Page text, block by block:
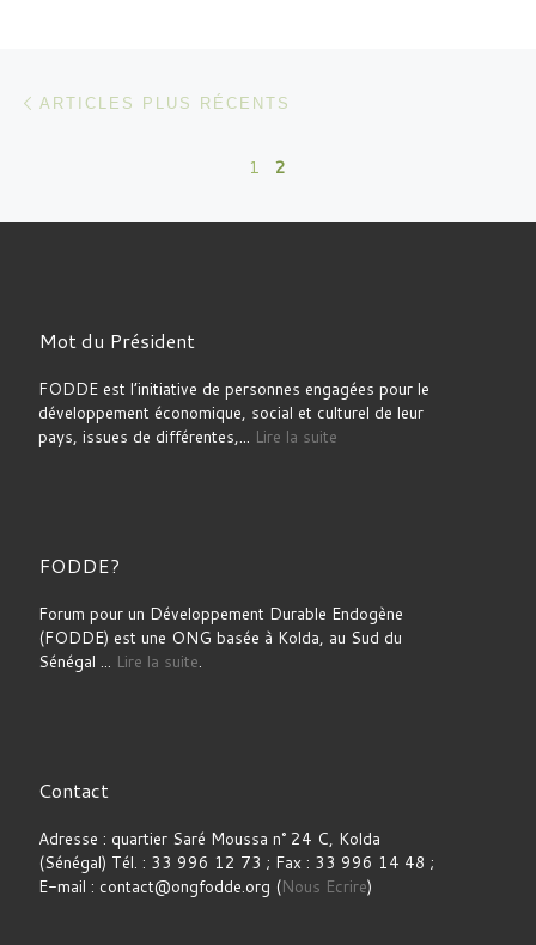
Navigation dans les articles
ARTICLES PLUS RÉCENTS
1 2
Mot du Président
FODDE est l’initiative de personnes engagées pour le
développement économique, social et culturel de leur
pays, issues de différentes,... Lire la suite
FODDE?
Forum pour un Développement Durable Endogène
(FODDE) est une ONG basée à Kolda, au Sud du
Sénégal ... Lire la suite.
Contact
Adresse : quartier Saré Moussa n° 24 C, Kolda
(Sénégal) Tél. : 33 996 12 73 ; Fax : 33 996 14 48 ;
E-mail : contact@ongfodde.org (Nous Ecrire)